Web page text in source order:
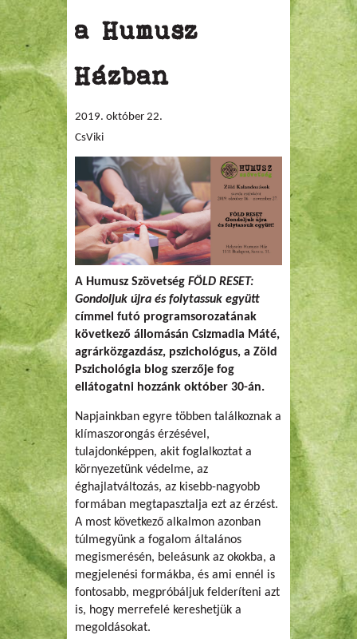
a Humusz
Házban
2019. október 22.
CsViki
A Humusz Szövetség FÖLD RESET:
Gondoljuk újra és folytassuk együtt
címmel futó programsorozatának
következő állomásán Csizmadia Máté,
agrárközgazdász, pszichológus, a Zöld
Pszichológia blog szerzője fog
ellátogatni hozzánk október 30-án.
Napjainkban egyre többen találkoznak a
klímaszorongás érzésével,
tulajdonképpen, akit foglalkoztat a
környezetünk védelme, az
éghajlatváltozás, az kisebb-nagyobb
formában megtapasztalja ezt az érzést.
A most következő alkalmon azonban
túlmegyünk a fogalom általános
megismerésén, beleásunk az okokba, a
megjelenési formákba, és ami ennél is
fontosabb, megpróbáljuk felderíteni azt
is, hogy merrefelé kereshetjük a
megoldásokat.